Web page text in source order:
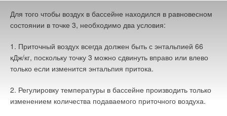
Для того чтобы воздух в бассейне находился в равновесном
состоянии в точке 3, необходимо два условия:
1. Приточный воздух всегда должен быть с энтальпией 66
кДж/кг, поскольку точку 3 можно сдвинуть вправо или влево
только если изменится энтальпия притока.
2. Регулировку температуры в бассейне производить только
изменением количества подаваемого приточного воздуха.
применения ТН. Но этот денежный вопрос...